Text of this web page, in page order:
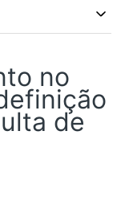
no
de